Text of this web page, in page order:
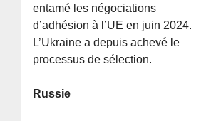
entamé les négociations
d’adhésion à l’UE en juin 2024.
L’Ukraine a depuis achevé le
processus de sélection.
Russie